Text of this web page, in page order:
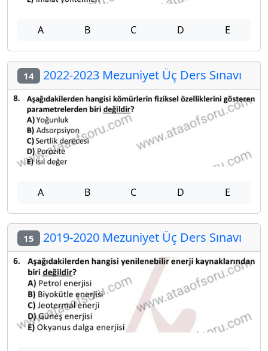
A B C D E
14 2022-2023 Mezuniyet Üç Ders Sınavı
A B C D E
15 2019-2020 Mezuniyet Üç Ders Sınavı